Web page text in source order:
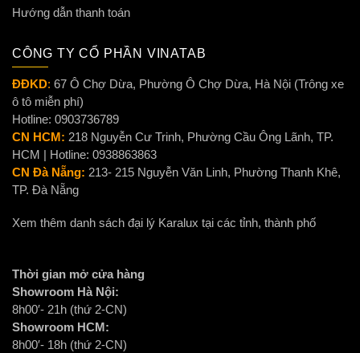
Hướng dẫn thanh toán
CÔNG TY CỔ PHẦN VINATAB
ĐĐKD: 67 Ô Chợ Dừa, Phường Ô Chợ Dừa, Hà Nội (Trông xe
ô tô miễn phí)
Hotline: 0903736789
CN HCM: 218 Nguyễn Cư Trinh, Phường Cầu Ông Lãnh, TP.
HCM | Hotline: 0938863863
CN Đà Nẵng: 213- 215 Nguyễn Văn Linh, Phường Thanh Khê,
TP. Đà Nẵng
Xem thêm danh sách đại lý Karalux tại các tỉnh, thành phố
Thời gian mở cửa hàng
Showroom Hà Nội:
8h00′- 21h (thứ 2-CN)
Showroom HCM:
8h00′- 18h (thứ 2-CN)